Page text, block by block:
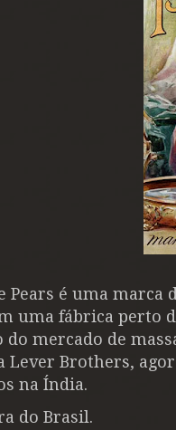
Pears é uma
uma fábrica perto
do mercado de
Brothers,
na Índia.
do Brasil.